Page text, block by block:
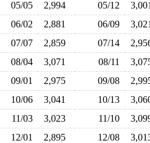
05/05 2,994 05/12
06/02 2,881 06/09
07/07 2,859 07/14
08/04 3,071 08/11
09/01 2,975 09/08
10/06 3,041 10/13
11/03 3,023 11/10
12/01 2,895 12/08